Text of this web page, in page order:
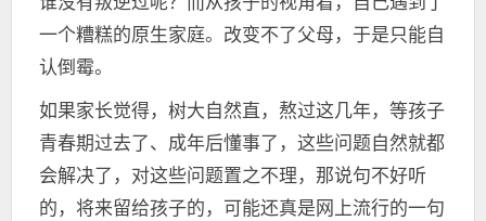
一个糟糕的原生家庭。改变不了父母，于是只能自
认倒霉。
如果家长觉得，树大自然直，熬过这几年，等孩子
青春期过去了、成年后懂事了，这些问题自然就都
会解决了，对这些问题置之不理，那说句不好听
的，将来留给孩子的，可能还真是网上流行的一句